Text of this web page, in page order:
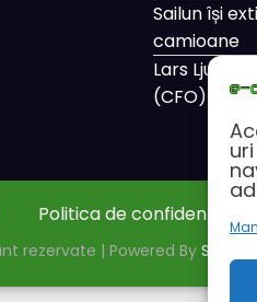
Sailun își
camioane
Lars
(CFO)
Politica de
rezervate | Powered By